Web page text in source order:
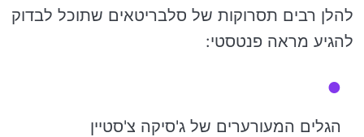
להלן רבים תסרוקות של סלבריטאים שתוכל לבדוק
להגיע מראה פנטסטי:
הגלים המעורערים של ג'סיקה צ'סטיין